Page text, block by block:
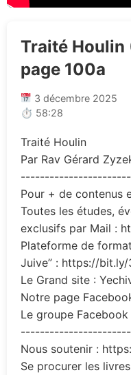
Traité Houlin
page 100a
3 décembre 2025
⏱ 58:28
Traité Houlin
Par Rav Gérard
Pour + de contenus
Toutes les études,
exclusifs par Mail :
Plateforme de
Juive” : https://
Le Grand site :
Notre page
Le groupe
Nous soutenir :
Se procurer les